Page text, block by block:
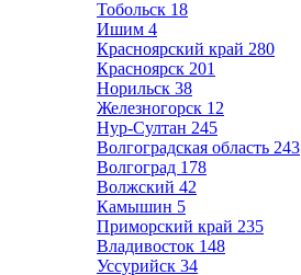
Тобольск 18
Ишим 4
Красноярский край 280
Красноярск 201
Норильск 38
Железногорск 12
Нур-Султан 245
Волгоградская область 243
Волгоград 178
Волжский 42
Камышин 5
Приморский край 235
Владивосток 148
Уссурийск 34